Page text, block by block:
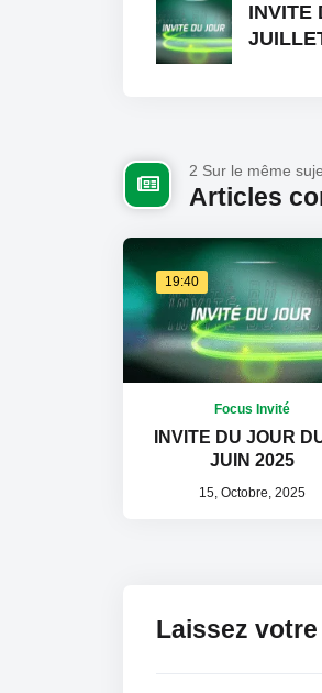
INVITE
2 Sur le même
Articles
19:40
Focus Invité
INVITE DU JOUR
JUIN 2025
15, Octobre, 2025
Laissez